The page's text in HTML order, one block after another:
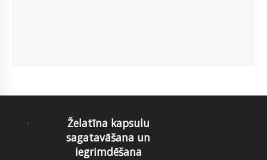
Želatīna kapsulu
sagatavāšana un
iegrimdēšana